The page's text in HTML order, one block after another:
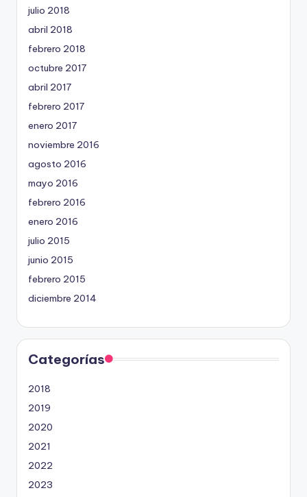
julio 2018
abril 2018
febrero 2018
octubre 2017
abril 2017
febrero 2017
enero 2017
noviembre 2016
agosto 2016
mayo 2016
febrero 2016
enero 2016
julio 2015
junio 2015
febrero 2015
diciembre 2014
Categorías
2018
2019
2020
2021
2022
2023